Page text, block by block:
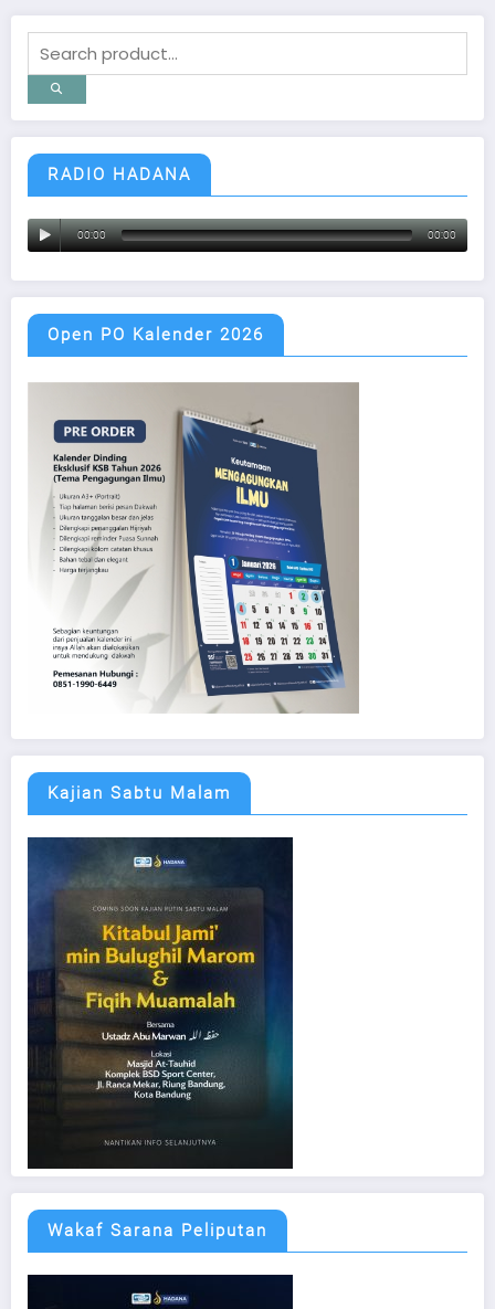
RADIO HADANA
00:00 00:00
Open PO Kalender 2026
Kajian Sabtu Malam
Wakaf Sarana Peliputan